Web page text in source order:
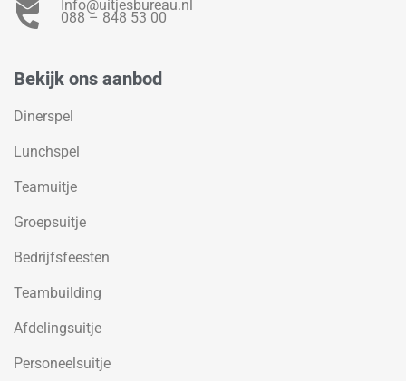
Info@uitjesbureau.nl
088 – 848 53 00
Bekijk ons aanbod
Dinerspel
Lunchspel
Teamuitje
Groepsuitje
Bedrijfsfeesten
Teambuilding
Afdelingsuitje
Personeelsuitje